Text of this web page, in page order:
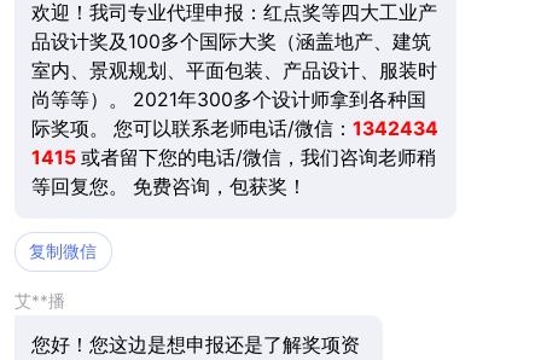
欢迎！我司专业代理申报：红点奖等四大工业产
品设计奖及100多个国际大奖（涵盖地产、建筑
室内、景观规划、平面包装、产品设计、服装时
尚等等）。 2021年300多个设计师拿到各种国
际奖项。 您可以联系老师电话/微信： 1342434
1415 或者留下您的电话/微信，我们咨询老师稍
等回复您。 免费咨询，包获奖！
复制微信
艾**播
您好！您这边是想申报还是了解奖项资